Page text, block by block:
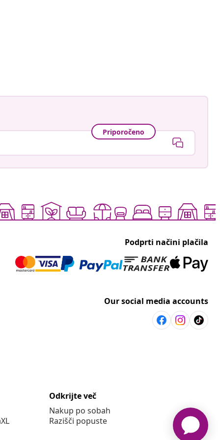
Priporočeno
Podprti načini plačila
Our social media accounts
Odkrijte več
Nakup po sobah
Razišči popuste